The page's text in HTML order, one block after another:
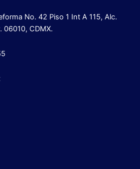
No. 42 Piso 1 Int A 115, Alc.
06010, CDMX.